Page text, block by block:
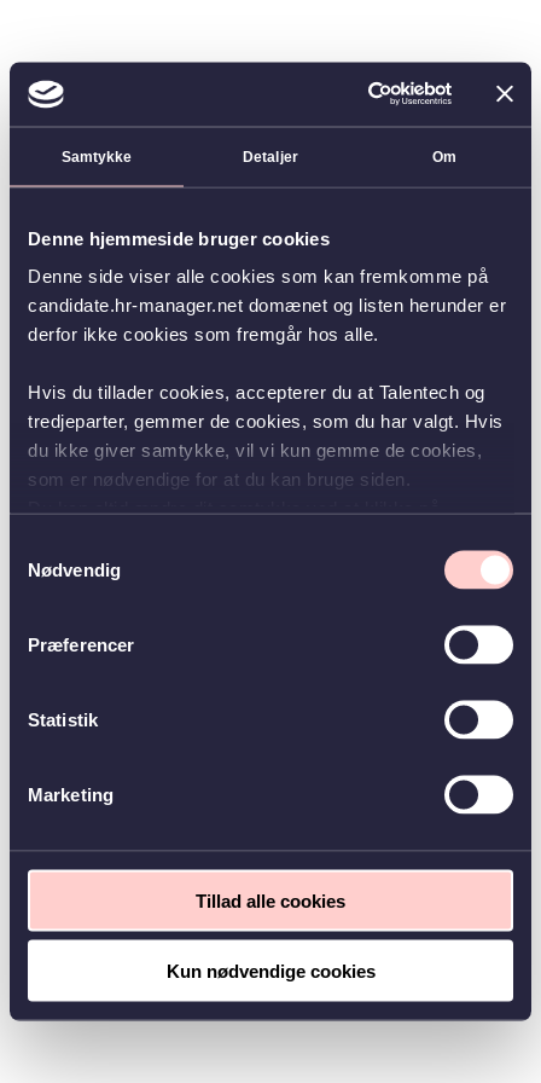
Samtykke Detaljer Om
Denne hjemmeside bruger cookies
Denne side viser alle cookies som kan fremkomme på
candidate.hr-manager.net domænet og listen herunder er
derfor ikke cookies som fremgår hos alle.
Hvis du tillader cookies, accepterer du at Talentech og
tredjeparter, gemmer de cookies, som du har valgt. Hvis
du ikke giver samtykke, vil vi kun gemme de cookies,
som er nødvendige for at du kan bruge siden.
Nødvendig
Præferencer
Statistik
Marketing
Tillad alle cookies
Kun nødvendige cookies